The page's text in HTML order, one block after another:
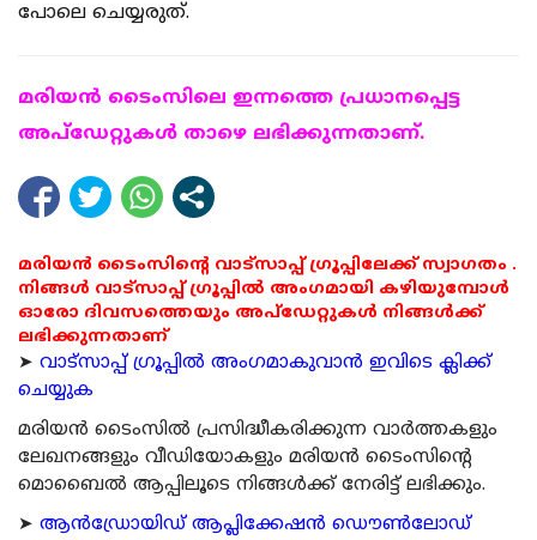
പോലെ ചെയ്യരുത്.
മരിയന്‍ ടൈംസിലെ ഇന്നത്തെ പ്രധാനപ്പെട്ട
അപ്ഡേറ്റുകള്‍ താഴെ ലഭിക്കുന്നതാണ്.
മരിയൻ ടൈംസിന്റെ വാട്സാപ്പ് ഗ്രൂപ്പിലേക്ക് സ്വാഗതം .
നിങ്ങൾ വാട്സാപ്പ് ഗ്രൂപ്പിൽ അംഗമായി കഴിയുമ്പോൾ
ഓരോ ദിവസത്തെയും അപ്ഡേറ്റുകൾ നിങ്ങൾക്ക്
ലഭിക്കുന്നതാണ്
➤ വാട്സാപ്പ് ഗ്രൂപ്പിൽ അംഗമാകുവാൻ ഇവിടെ ക്ലിക്ക്
ചെയ്യുക
മരിയന്‍ ടൈംസില്‍ പ്രസിദ്ധീകരിക്കുന്ന വാര്‍ത്തകളും
ലേഖനങ്ങളും വീഡിയോകളും മരിയന്‍ ടൈംസിന്റെ
മൊബൈല്‍ ആപ്പിലൂടെ നിങ്ങള്‍ക്ക് നേരിട്ട് ലഭിക്കും.
➤ ആന്‍ഡ്രോയിഡ് ആപ്ലിക്കേഷന്‍ ഡൌണ്‍ലോഡ്